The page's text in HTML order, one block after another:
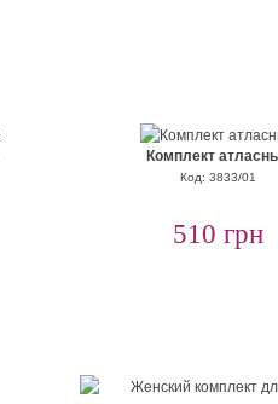
Комплект
Код: 3833/01
510 грн